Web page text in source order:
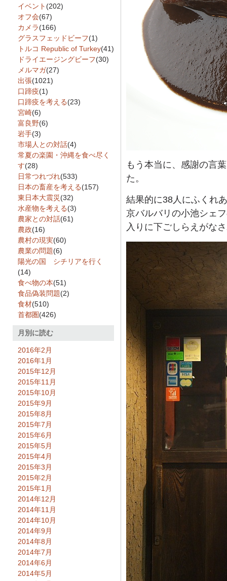
もう本当に、感謝の言
た。
結果的に38人にふくれ
京バルバリの小池シェ
入りに下ごしらえがな
イベント (202)
オフ会(67)
カメラ(166)
グラスフェッドビーフ(1)
トルコ Republic of Turkey(41)
ドライエージングビーフ(30)
メルマガ(27)
出張(1021)
口蹄疫(1)
口蹄疫を考える(23)
宮崎(6)
富良野(6)
岩手(3)
市場人との対話(4)
常夏の楽園・沖縄を食べ尽く
す(28)
日常つれづれ(533)
日本の畜産を考える(157)
東日本大震災(32)
水産物を考える(3)
農家との対話(61)
農政(16)
農村の現実(60)
農業の問題(6)
陽光の国 シチリアを行く
(14)
食べ物の本(51)
食品偽装問題(2)
食材(510)
首都圏(426)
月別に読む
2016年2月
2016年1月
2015年12月
2015年11月
2015年10月
2015年9月
2015年8月
2015年7月
2015年6月
2015年5月
2015年4月
2015年3月
2015年2月
2015年1月
2014年12月
2014年11月
2014年10月
2014年9月
2014年8月
2014年7月
2014年6月
2014年5月